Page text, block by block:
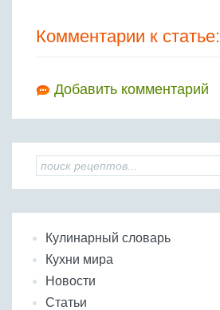
Комментарии к статье:
Добавить комментарий
Кулинарный словарь
Кухни мира
Новости
Статьи